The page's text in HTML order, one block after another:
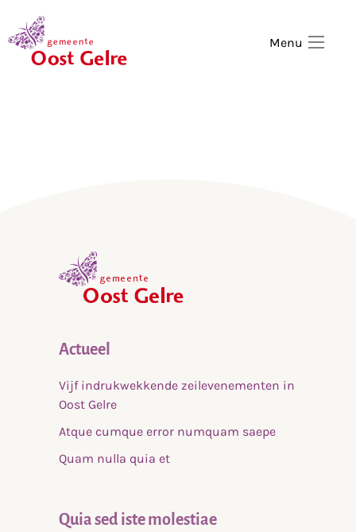
Menu
Actueel
Vijf indrukwekkende zeilevenementen in
Oost Gelre
Atque cumque error numquam saepe
Quam nulla quia et
Quia sed iste molestiae